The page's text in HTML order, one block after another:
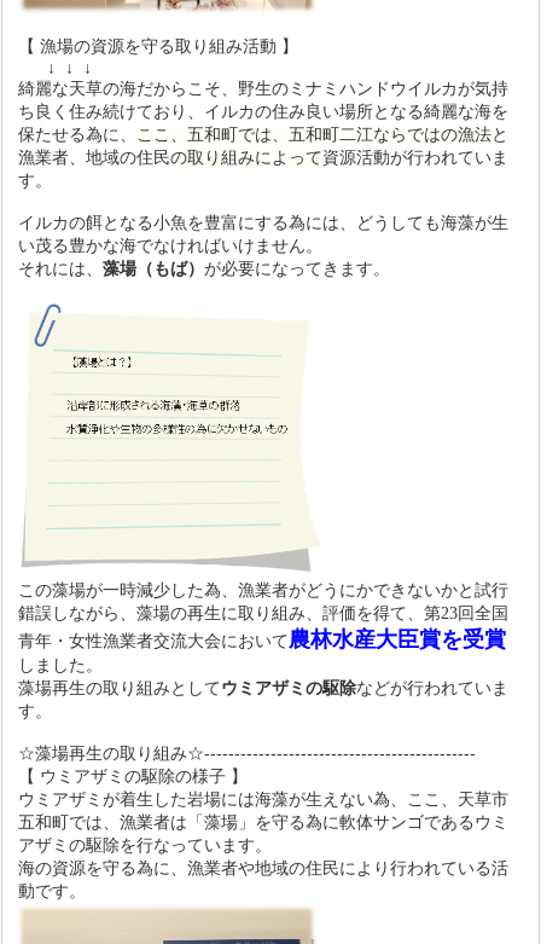
【 漁場の資源を守る取り組み活動 】
↓ ↓ ↓
綺麗な天草の海だからこそ、野生のミナミハンドウイルカが気持
ち良く住み続けており、イルカの住み良い場所となる綺麗な海を
保たせる為に、 ここ、五和町では、五和町二江ならではの漁法と
漁業者、地域の住民の取り組みによって資源活動が行われていま
す。
イルカの餌となる小魚を豊富にする為には、どうしても海藻が生
い茂る豊かな海でなければいけません。
それには、藻場（もば）が必要になってきます。
この藻場が一時減少した為、漁業者がどうにかできないかと試行
錯誤しながら、藻場の再生に取り組み、評価を得て、第23回全国
青年・女性漁業者交流大会において農林水産大臣賞を受賞
しました。
藻場再生の取り組みとしてウミアザミの駆除などが行われていま
す。
☆藻場再生の取り組み☆---------------------------------------------
【 ウミアザミの駆除の様子 】
ウミアザミが着生した岩場には海藻が生えない為、ここ、天草市
五和町では、漁業者は「藻場」を守る為に軟体サンゴであるウミ
アザミの駆除を行なっています。
海の資源を守る為に、漁業者や地域の住民により行われている活
動です。